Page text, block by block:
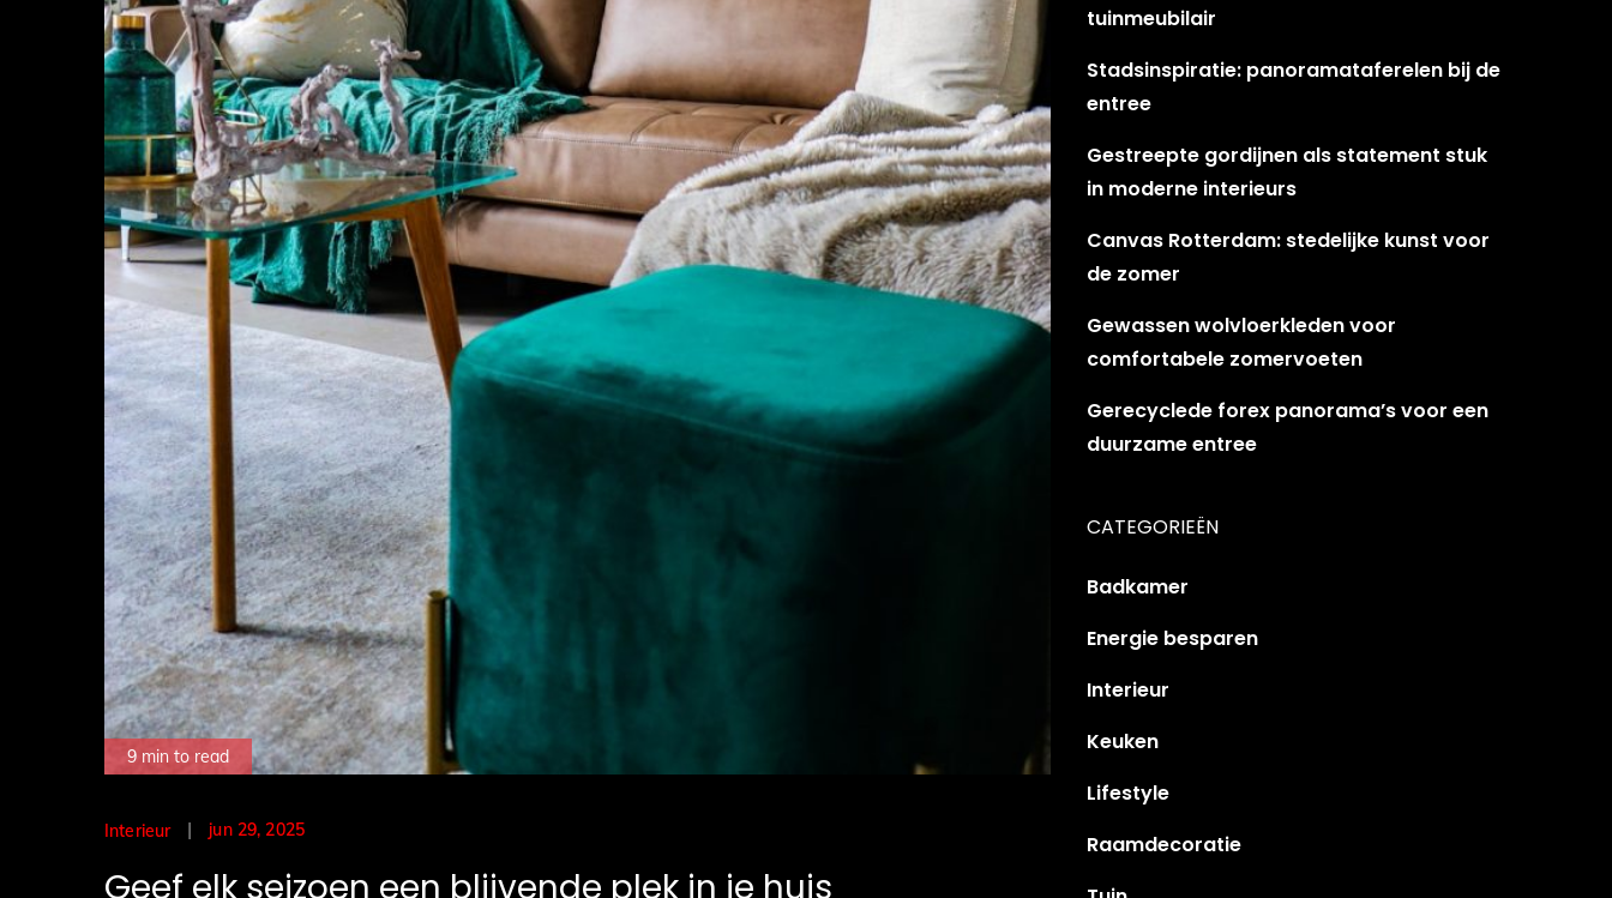
9 min to read
Interieur
Posted
jun 29, 2025
Geef elk seizoen een blijvende plek in je huis
tuinmeubilair
Stadsinspiratie: panoramataferelen bij de
entree
Gestreepte gordijnen als statement stuk
in moderne interieurs
Canvas Rotterdam: stedelijke kunst voor
de zomer
Gewassen wolvloerkleden voor
comfortabele zomervoeten
Gerecyclede forex panorama’s voor een
duurzame entree
CATEGORIEËN
Badkamer
Energie besparen
Interieur
Keuken
Lifestyle
Raamdecoratie